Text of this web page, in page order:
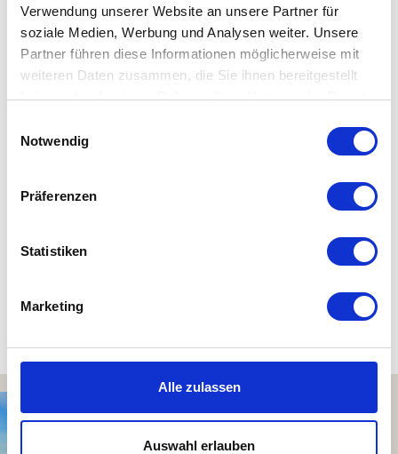
Verwendung unserer Website an unsere Partner für
soziale Medien, Werbung und Analysen weiter. Unsere
Partner führen diese Informationen möglicherweise mit
weiteren Daten zusammen, die Sie ihnen bereitgestellt
haben oder die sie im Rahmen Ihrer Nutzung der Dienste
Datenschutzerklärung
Notwendig
Präferenzen
Statistiken
Marketing
Alle zulassen
Auswahl erlauben
und machen Ihren gedeckten Tisch zu etwas besonderem.
Details
Material: Leder recycelt, 80% Echtlederanteil, 20%
Das Leder ist dreimal härter als herkömmliches Leder.
L: 37 x 44 cm
Kundenbewertungen (0)